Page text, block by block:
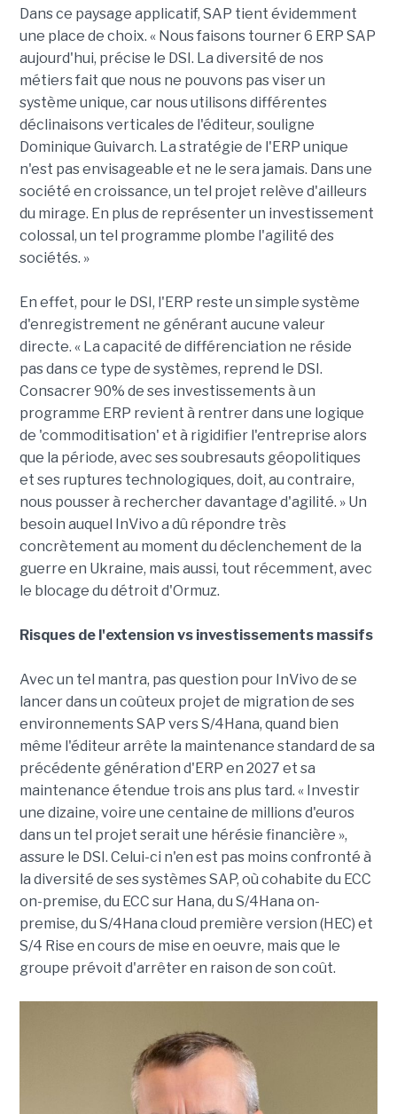
Dans ce paysage applicatif, SAP tient évidemment
une place de choix. « Nous faisons tourner 6 ERP SAP
aujourd'hui, précise le DSI. La diversité de nos
métiers fait que nous ne pouvons pas viser un
système unique, car nous utilisons différentes
déclinaisons verticales de l'éditeur, souligne
Dominique Guivarch. La stratégie de l'ERP unique
n'est pas envisageable et ne le sera jamais. Dans une
société en croissance, un tel projet relève d'ailleurs
du mirage. En plus de représenter un investissement
colossal, un tel programme plombe l'agilité des
sociétés. »
En effet, pour le DSI, l'ERP reste un simple système
d'enregistrement ne générant aucune valeur
directe. « La capacité de différenciation ne réside
pas dans ce type de systèmes, reprend le DSI.
Consacrer 90% de ses investissements à un
programme ERP revient à rentrer dans une logique
de 'commoditisation' et à rigidifier l'entreprise alors
que la période, avec ses soubresauts géopolitiques
et ses ruptures technologiques, doit, au contraire,
nous pousser à rechercher davantage d'agilité. » Un
besoin auquel InVivo a dû répondre très
concrètement au moment du déclenchement de la
guerre en Ukraine, mais aussi, tout récemment, avec
le blocage du détroit d'Ormuz.
Risques de l'extension vs investissements massifs
Avec un tel mantra, pas question pour InVivo de se
lancer dans un coûteux projet de migration de ses
environnements SAP vers S/4Hana, quand bien
même l'éditeur arrête la maintenance standard de sa
précédente génération d'ERP en 2027 et sa
maintenance étendue trois ans plus tard. « Investir
une dizaine, voire une centaine de millions d'euros
dans un tel projet serait une hérésie financière »,
assure le DSI. Celui-ci n'en est pas moins confronté à
la diversité de ses systèmes SAP, où cohabite du ECC
on-premise, du ECC sur Hana, du S/4Hana on-
premise, du S/4Hana cloud première version (HEC) et
S/4 Rise en cours de mise en oeuvre, mais que le
groupe prévoit d'arrêter en raison de son coût.